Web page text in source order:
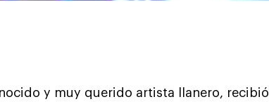
y muy querido artista llanero, recibió